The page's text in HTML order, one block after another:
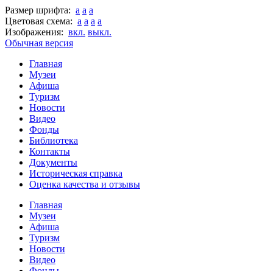
Размер шрифта: a a a
Цветовая схема: a a a a
Изображения: вкл. выкл.
Обычная версия
Главная
Музеи
Афиша
Туризм
Новости
Видео
Фонды
Библиотека
Контакты
Документы
Историческая справка
Оценка качества и отзывы
Главная
Музеи
Афиша
Туризм
Новости
Видео